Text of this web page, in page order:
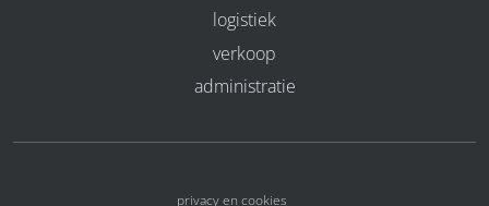
logistiek
verkoop
administratie
privacy en cookies